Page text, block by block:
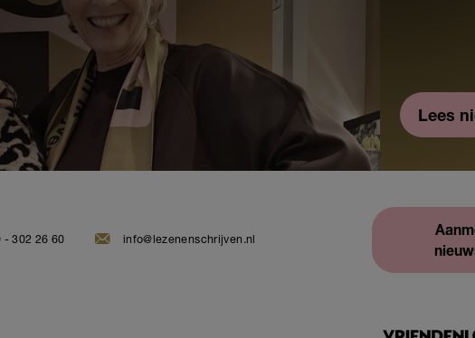
Lees
- 302 26 60 info@lezenenschrijven.nl